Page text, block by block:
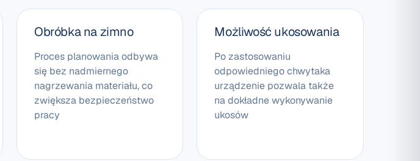
Obróbka na zimno
Proces planowania odbywa
się bez nadmiernego
nagrzewania materiału, co
zwiększa bezpieczeństwo
pracy
Możliwość ukosowania
Po zastosowaniu
odpowiedniego chwytaka
urządzenie pozwala także
na dokładne wykonywanie
ukosów